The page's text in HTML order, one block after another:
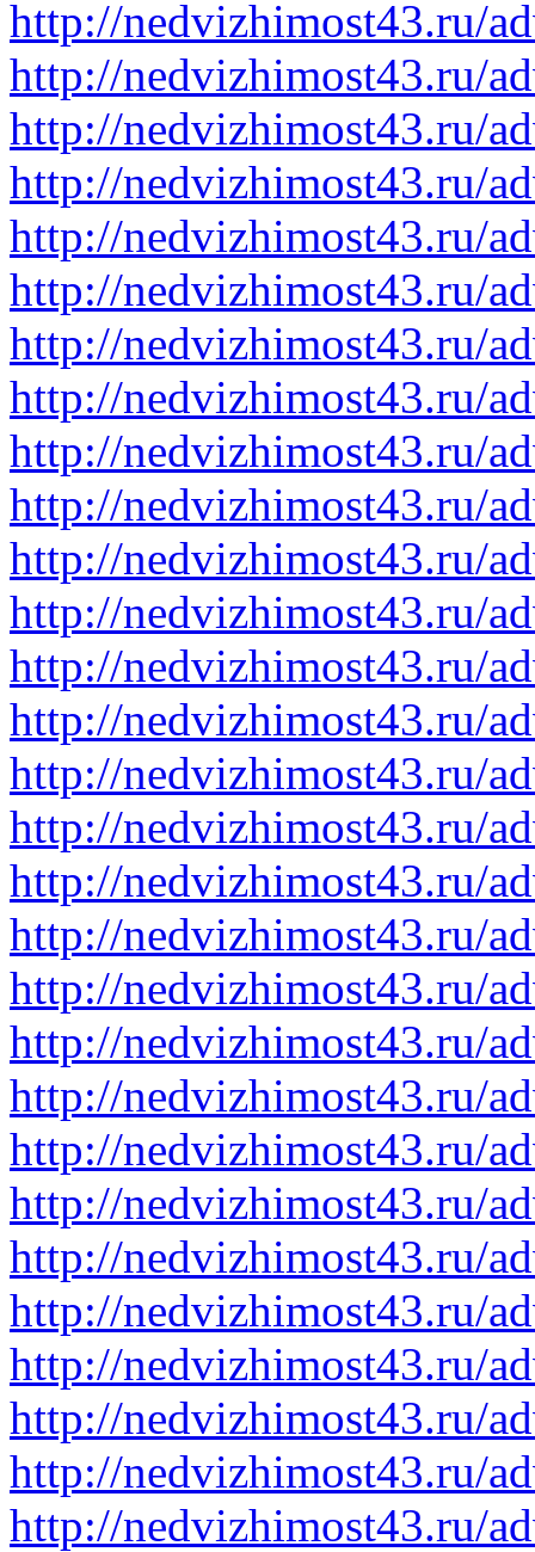
http://nedvizhimost43.ru/
http://nedvizhimost43.ru/
http://nedvizhimost43.ru/
http://nedvizhimost43.ru/
http://nedvizhimost43.ru/
http://nedvizhimost43.ru/
http://nedvizhimost43.ru/
http://nedvizhimost43.ru/
http://nedvizhimost43.ru/
http://nedvizhimost43.ru/
http://nedvizhimost43.ru/
http://nedvizhimost43.ru/
http://nedvizhimost43.ru/
http://nedvizhimost43.ru/
http://nedvizhimost43.ru/
http://nedvizhimost43.ru/
http://nedvizhimost43.ru/
http://nedvizhimost43.ru/
http://nedvizhimost43.ru/
http://nedvizhimost43.ru/
http://nedvizhimost43.ru/
http://nedvizhimost43.ru/
http://nedvizhimost43.ru/
http://nedvizhimost43.ru/
http://nedvizhimost43.ru/
http://nedvizhimost43.ru/
http://nedvizhimost43.ru/
http://nedvizhimost43.ru/
http://nedvizhimost43.ru/